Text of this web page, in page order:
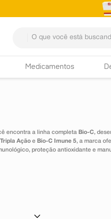
Medicamentos
encontra a linha completa Bio-C,
Ação e Bio-C Imune 5, a marca
proteção antioxidante e
TERMOS MAIS BUSCADOS
4º lenço umedecido
5º tadalafila